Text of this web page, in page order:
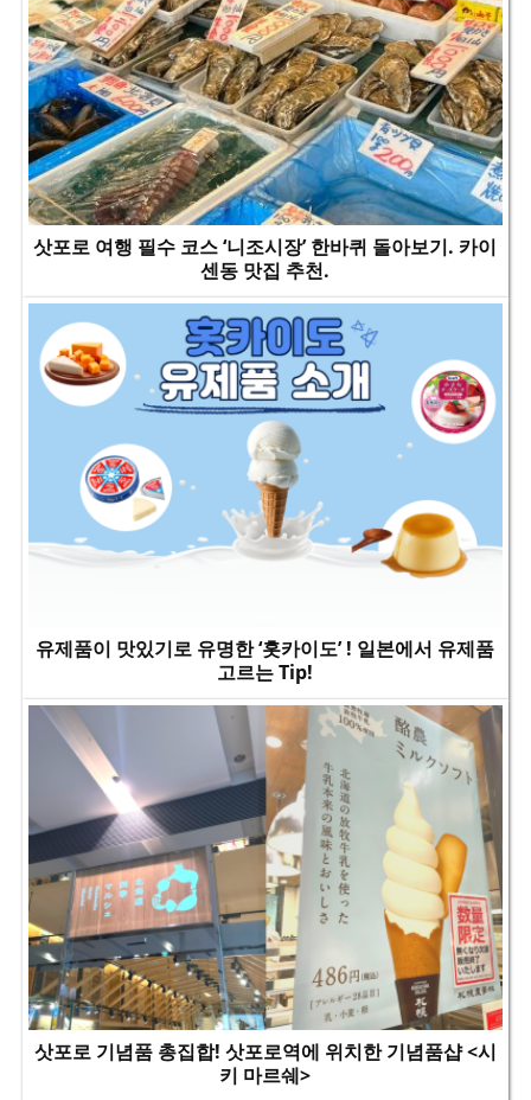
삿포로 여행 필수 코스 ‘니조시장’ 한바퀴 돌아보기. 카이
센동 맛집 추천.
유제품이 맛있기로 유명한 ‘홋카이도’ ! 일본에서 유제품
고르는 Tip!
삿포로 기념품 총집합! 삿포로역에 위치한 기념품샵 <시
키 마르쉐>